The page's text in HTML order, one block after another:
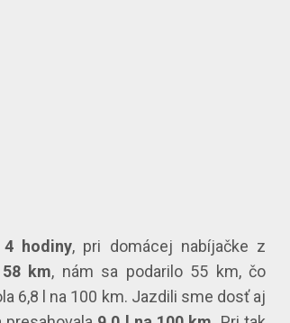
4 hodiny, pri domácej nabíjačke z
58 km, nám sa podarilo 55 km, čo
6,8 l na 100 km. Jazdili sme dosť aj